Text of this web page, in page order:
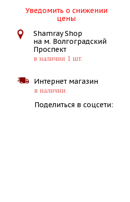
Уведомить о снижении
цены
Shamray Shop
на м. Волгоградский
Проспект
в наличии 1 шт.
Интернет магазин
в наличии
Поделиться в соцсети: